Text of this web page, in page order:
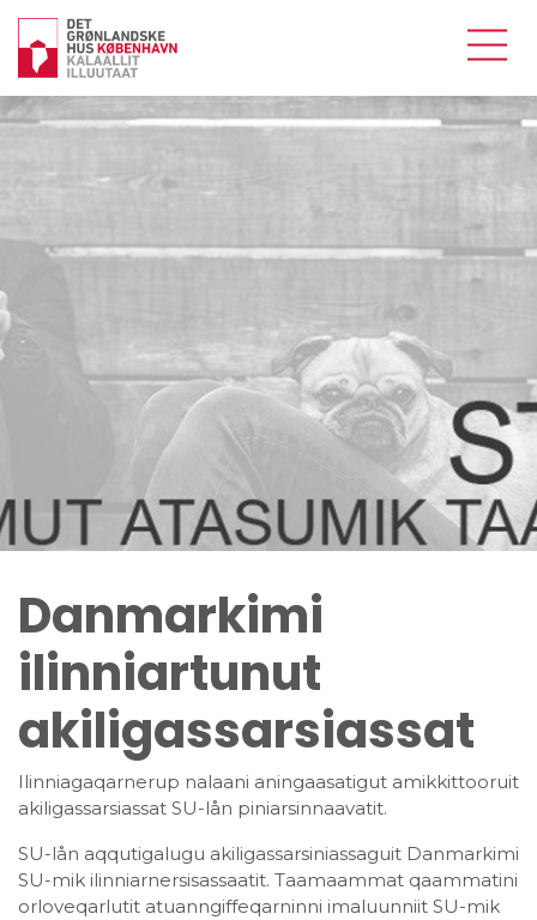
Danmarkimi
ilinniartunut
akiligassarsiassat
Ilinniagaqarnerup nalaani aningaasatigut amikkittooruit
akiligassarsiassat SU-lån piniarsinnaavatit.
SU-lån aqqutigalugu akiligassarsiniassaguit Danmarkimi
SU-mik ilinniarnersisassaatit. Taamaammat qaammatini
orloveqarlutit atuanngiffeqarninni imaluunniit SU-mik